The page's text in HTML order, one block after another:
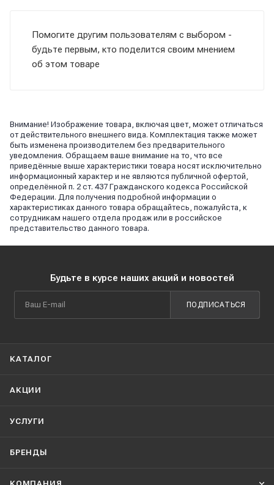
Помогите другим пользователям с выбором -
будьте первым, кто поделится своим мнением
об этом товаре
Внимание! Изображение товара, включая цвет, может отличаться
от действительного внешнего вида. Комплектация также может
быть изменена производителем без предварительного
уведомления. Обращаем ваше внимание на то, что все
приведённые выше характеристики товара носят исключительно
информационный характер и не являются публичной офертой,
определённой п. 2 ст. 437 Гражданского кодекса Российской
Федерации. Для получения подробной информации о
характеристиках данного товара обращайтесь, пожалуйста, к
сотрудникам нашего отдела продаж или в российское
представительство данного товара.
Будьте в курсе наших акций и новостей
ПОДПИСАТЬСЯ
КАТАЛОГ
АКЦИИ
УСЛУГИ
БРЕНДЫ